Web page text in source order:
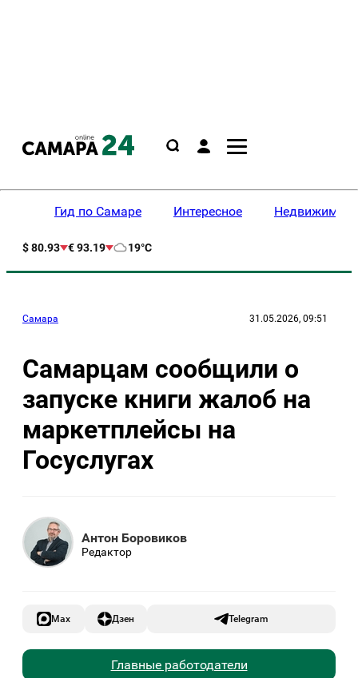
Гид по Самаре Интересное
$ 80.93 € 93.19 19°C
Самара 31.05.2026, 09:51
Самарцам сообщили о
запуске книги жалоб на
маркетплейсы на
Госуслугах
Антон Боровиков
Редактор
Max Дзен Telegram
Главные работодатели